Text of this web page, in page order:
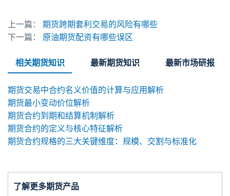
了解更多期货产品
上一篇：
期货跨期套利交易的风险有哪些
下一篇：
原油期货配资有哪些误区
相关期货知识 最新期货知识 最新市场研报
期货交易中合约名义价值的计算与应用解析
期货最小变动价位解析
期货合约到期和结算机制解析
期货合约的定义与核心特征解析
期货合约规格的三大关键维度：规模、交割与标准化